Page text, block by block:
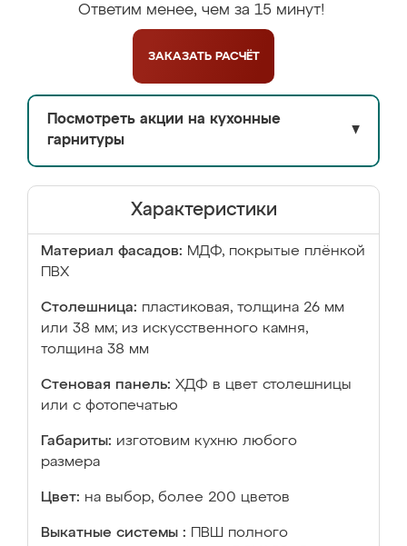
Ответим менее, чем за 15 минут!
ЗАКАЗАТЬ РАСЧЁТ
Посмотреть акции на кухонные
гарнитуры
▼
Характеристики
Материал фасадов: МДФ, покрытые плёнкой
ПВХ
Столешница: пластиковая, толщина 26 мм
или 38 мм; из искусственного камня,
толщина 38 мм
Стеновая панель: ХДФ в цвет столешницы
или с фотопечатью
Габариты: изготовим кухню любого
размера
Цвет: на выбор, более 200 цветов
Выкатные системы :
ПВШ полного